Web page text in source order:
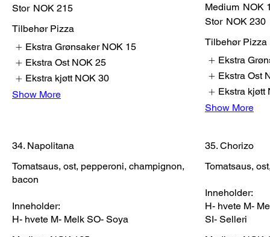
Stor NOK 215
Tilbehør Pizza
Ekstra Grønsaker NOK 15
Ekstra Ost NOK 25
Ekstra kjøtt NOK 30
Show More
Medium NOK
Stor NOK 230
Tilbehør Pizza
Ekstra
Ekstra Ost
Ekstra kjøtt
Show More
34. Napolitana
Tomatsaus, ost, pepperoni, champignon,
bacon
Inneholder:
H- hvete M- Melk SO- Soya
35. Chorizo
Tomatsaus,
Inneholder:
H- hvete M-
SI- Selleri